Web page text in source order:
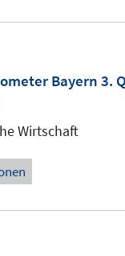
Bayern 3.
Wirtschaft